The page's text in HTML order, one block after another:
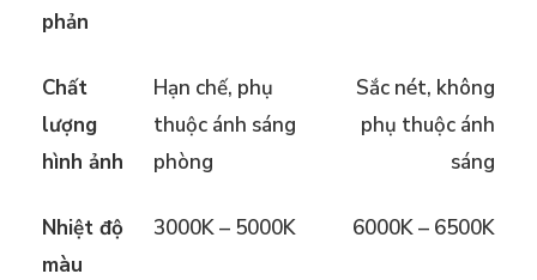
phản
Chất
lượng
hình ảnh
Hạn chế, phụ
thuộc ánh sáng
phòng
Sắc nét, không
phụ thuộc ánh
sáng
Nhiệt độ
màu
3000K – 5000K 6000K – 6500K